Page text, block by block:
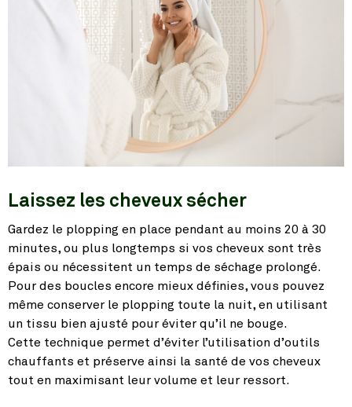
Laissez les cheveux sécher
Gardez le plopping en place pendant au moins 20 à 30
minutes, ou plus longtemps si vos cheveux sont très
épais ou nécessitent un temps de séchage prolongé.
Pour des boucles encore mieux définies, vous pouvez
même conserver le plopping toute la nuit, en utilisant
un tissu bien ajusté pour éviter qu’il ne bouge.
Cette technique permet d’éviter l’utilisation d’outils
chauffants et préserve ainsi la santé de vos cheveux
tout en maximisant leur volume et leur ressort.